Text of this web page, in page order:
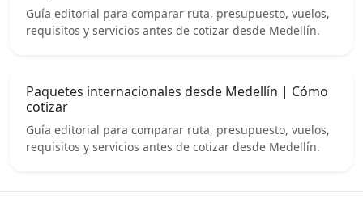
Guía editorial para comparar ruta, presupuesto, vuelos,
requisitos y servicios antes de cotizar desde Medellín.
Paquetes internacionales desde Medellín | Cómo
cotizar
Guía editorial para comparar ruta, presupuesto, vuelos,
requisitos y servicios antes de cotizar desde Medellín.